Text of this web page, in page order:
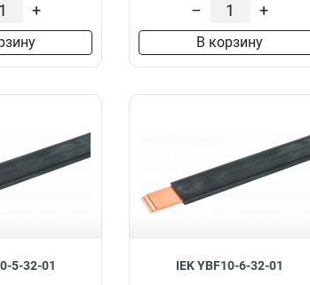
+ – +
В корзину
5-32-01 IEK YBF10-6-32-01